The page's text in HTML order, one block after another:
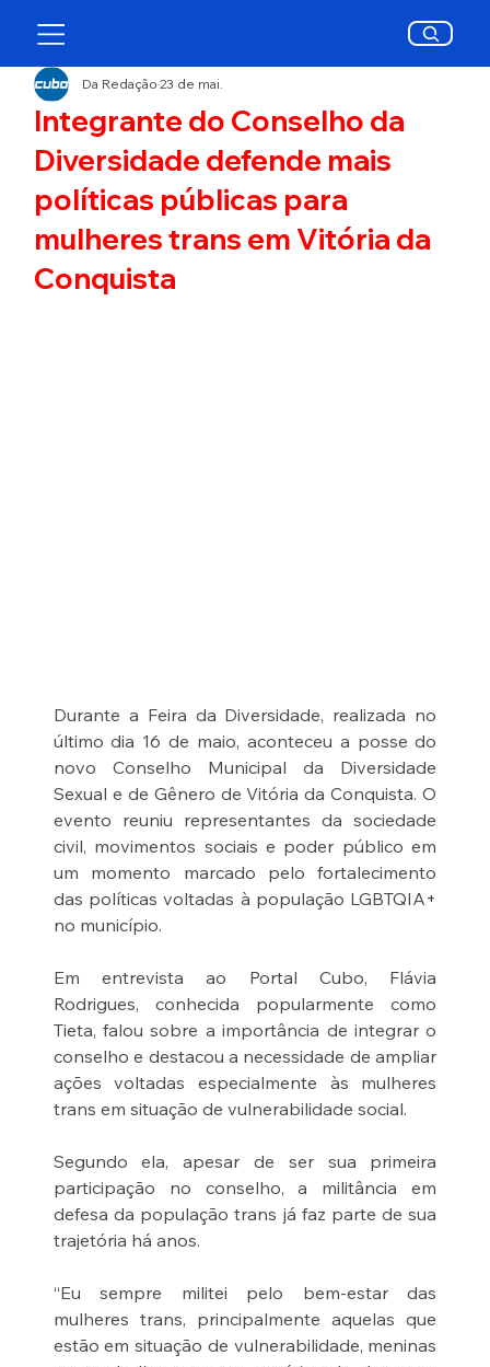
Integrante do Conselho da
Diversidade defende mais
políticas públicas para
mulheres trans em Vitória da
Conquista
Da Redação23 de mai.
Durante a Feira da Diversidade, realizada no
último dia 16 de maio, aconteceu a posse do
novo Conselho Municipal da Diversidade
Sexual e de Gênero de Vitória da Conquista. O
evento reuniu representantes da sociedade
civil, movimentos sociais e poder público em
um momento marcado pelo fortalecimento
das políticas voltadas à população LGBTQIA+
no município.
Em entrevista ao Portal Cubo, Flávia
Rodrigues, conhecida popularmente como
Tieta, falou sobre a importância de integrar o
conselho e destacou a necessidade de ampliar
ações voltadas especialmente às mulheres
trans em situação de vulnerabilidade social.
Segundo ela, apesar de ser sua primeira
participação no conselho, a militância em
defesa da população trans já faz parte de sua
trajetória há anos.
“Eu sempre militei pelo bem-estar das
mulheres trans, principalmente aquelas que
estão em situação de vulnerabilidade, meninas